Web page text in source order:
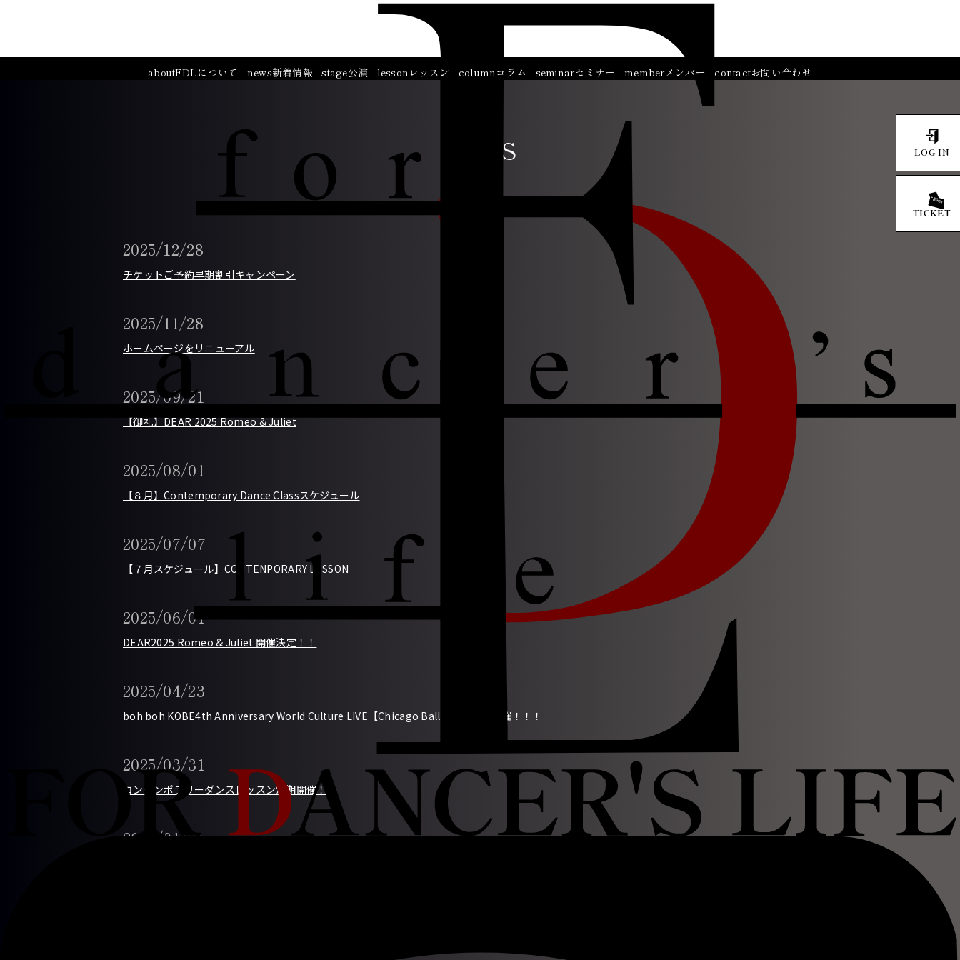
LOG IN
TICKET
aboutFDLについて news新着情報 stage公演 lesson レッスン columnコラム seminarセミナー memberメンバー contactお問い合わせ
NEWS
2025/12/28
チケットご予約早期割引キャンペーン
2025/11/28
ホームページをリニューアル
2025/09/21
【御礼】DEAR 2025 Romeo & Juliet
2025/08/01
【８月】Contemporary Dance Classスケジュール
2025/07/07
【７月スケジュール】CONTENPORARY LESSON
2025/06/01
DEAR2025 Romeo & Juliet 開催決定！！
2025/04/23
boh boh KOBE4th Anniversary World Culture LIVE【Chicago Ballet Night】開催！！！
2025/03/31
コンテンポラリーダンスレッスン定期開催！！
2025/01/01